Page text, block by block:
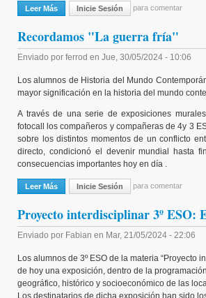
Leer Más Sobre Entrega Del Diploma A La
Inicie Sesión para comentar
Recordamos "La guerra fría"
Enviado por ferrod en Jue, 30/05/2024 - 10:06
Los alumnos de Historia del Mundo
mayor significación en la historia del mundo
A través de una serie de exposiciones
fotocall los compañeros y compañeras de 4y 3
sobre los distintos momentos de un conflicto
directo, condicionó el devenir mundial hasta
consecuencias importantes hoy en día .
Leer Más Sobre Recordamos "La Guerra Fría"
Inicie Sesión para comentar
Proyecto interdisciplinar 3º ESO:
Enviado por Fabian en Mar, 21/05/2024 - 22:06
Los alumnos de 3º ESO de la materia “Proyecto
de hoy una exposición, dentro de la
geográfico, histórico y socioeconómico de las
Los destinatarios de dicha exposición han sido